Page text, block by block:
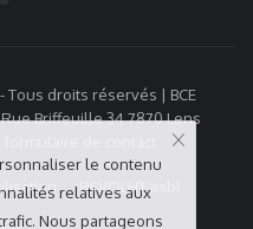
Tous droits réservés | BCE
Briffeuille 34 7870 Lens
REVOLHT asbl
le contenu
relatives aux
Nous partageons